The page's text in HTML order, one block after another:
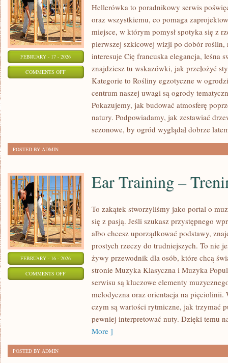
FEBRUARY - 17 - 2026
COMMENTS OFFON
EGZOTYCZNE
Hellerówka to poradnikowy serwis
oraz wszystkiemu, co pomaga
miejsce, w którym pomysł spotyka się z
pierwszej szkicowej wizji po dobór roślin,
interesuje Cię francuska elegancja, leśna
znajdziesz tu wskazówki, jak przełożyć
Kategorie to Rośliny egzotyczne w
centrum naszej uwagi są ogrody
Pokazujemy, jak budować atmosferę
natury. Podpowiadamy, jak zestawiać
sezonowe, by ogród wyglądał dobrze
POSTED BY ADMIN
FEBRUARY - 16 - 2026
COMMENTS OFFON
Ear Training –
To zakątek stworzyliśmy jako portal o
się z pasją. Jeśli szukasz przystępnego
albo chcesz uporządkować podstawy,
prostych rzeczy do trudniejszych. To nie
żywy przewodnik dla osób, które chcą
stronie Muzyka Klasyczna i Muzyka
serwisu są kluczowe elementy
melodyczna oraz orientacja na
czym są wartości rytmiczne, jak trzymać
pewniej interpretować nuty. Dzięki temu
More ]
POSTED BY ADMIN